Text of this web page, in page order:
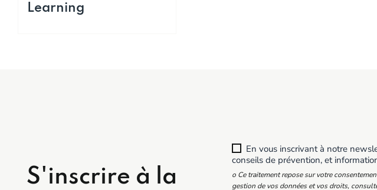
Learning
S'inscrire à la
En vous inscrivant à notre
conseils de prévention, et
o Ce traitement repose sur votre
gestion de vos données et vos droits,